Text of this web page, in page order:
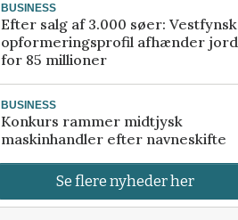
BUSINESS
Efter salg af 3.000 søer: Vestfynsk
opformeringsprofil afhænder jord
for 85 millioner
BUSINESS
Konkurs rammer midtjysk
maskinhandler efter navneskifte
Se flere nyheder her